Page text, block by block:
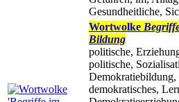
Gesundheitliche,
Wortwolke
Bildung
politische,
politische,
demokratisches,